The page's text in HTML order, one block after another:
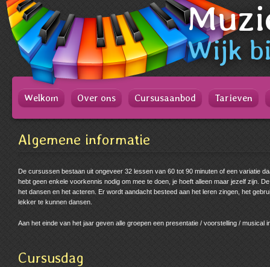
Spring
naar
Spring
naar
de
inhoud
Spring
naar
hoofdmenu
Wijk
Algemene informatie
De cursussen bestaan uit ongeveer 32 lessen van 60 tot 90 minuten of een variatie
hebt geen enkele voorkennis nodig om mee te doen, je hoeft alleen maar jezelf zijn.
het dansen en het acteren. Er wordt aandacht besteed aan het leren zingen, het
lekker te kunnen dansen.
Aan het einde van het jaar geven alle groepen een presentatie / voorstelling / musical
Cursusdag
Welkom Over ons Cursusaanbod Tarieven